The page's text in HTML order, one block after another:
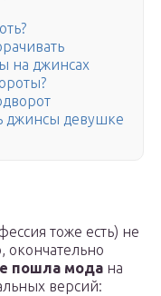
на джинсах
джинсы девушке
тоже есть) не
пошла мода на
версий: